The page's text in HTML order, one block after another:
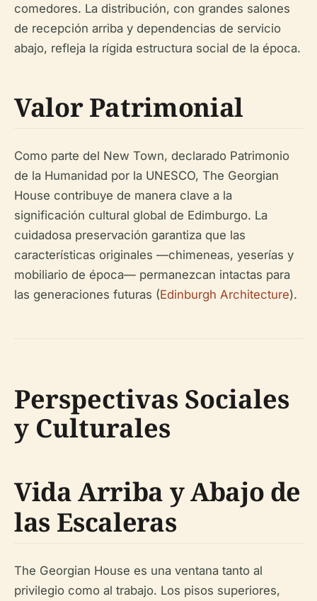
comedores. La distribución, con grandes salones
de recepción arriba y dependencias de servicio
abajo, refleja la rígida estructura social de la época.
Valor Patrimonial
Como parte del New Town, declarado Patrimonio
de la Humanidad por la UNESCO, The Georgian
House contribuye de manera clave a la
significación cultural global de Edimburgo. La
cuidadosa preservación garantiza que las
características originales —chimeneas, yeserías y
mobiliario de época— permanezcan intactas para
las generaciones futuras (Edinburgh Architecture).
Perspectivas Sociales
y Culturales
Vida Arriba y Abajo de
las Escaleras
The Georgian House es una ventana tanto al
privilegio como al trabajo. Los pisos superiores,